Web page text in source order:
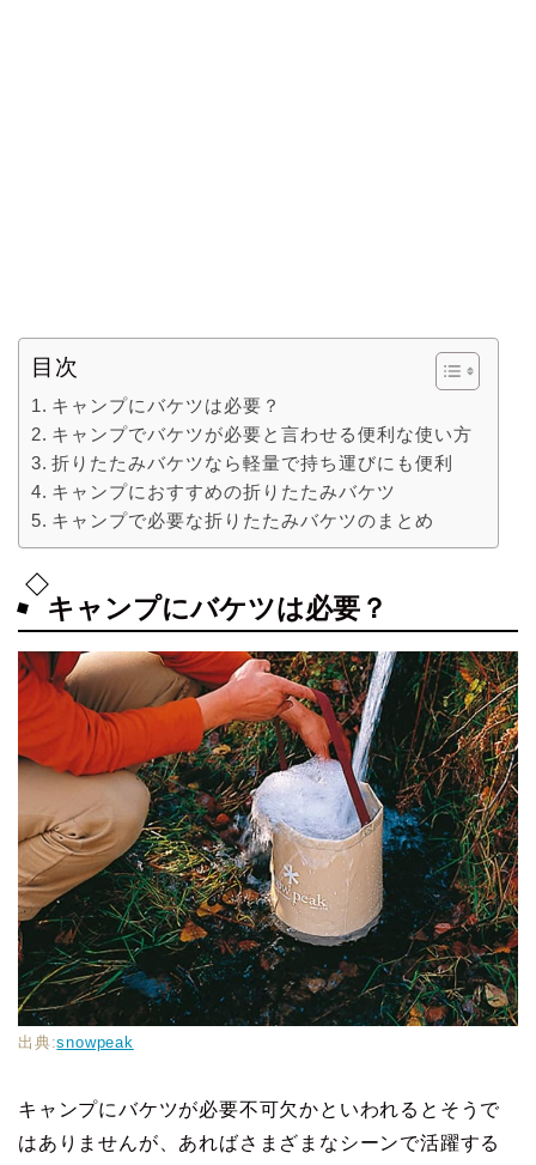
目次
キャンプにバケツは必要？
キャンプでバケツが必要と言わせる便利な使い方
折りたたみバケツなら軽量で持ち運びにも便利
キャンプにおすすめの折りたたみバケツ
キャンプで必要な折りたたみバケツのまとめ
キャンプにバケツは必要？
出典:snowpeak
キャンプにバケツが必要不可欠かといわれるとそうで
はありませんが、あればさまざまなシーンで活躍する